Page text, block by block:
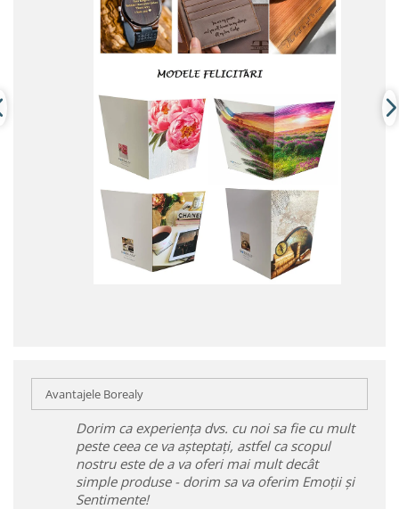
Avantajele Borealy
Dorim ca experiența dvs. cu noi sa fie cu mult
peste ceea ce va așteptați, astfel ca scopul
nostru este de a va oferi mai mult decât
simple produse - dorim sa va oferim Emoții și
Sentimente!